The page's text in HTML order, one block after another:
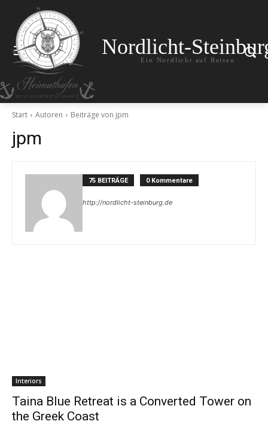
Nordlicht-
Ein Nordlicht auf Reisen
Start Autoren Beiträge von jpm
jpm
75 BEITRÄGE 0 Kommentare
http://nordlicht-steinburg.de
Interiors
Taina Blue Retreat is a Converted Tower on
the Greek Coast